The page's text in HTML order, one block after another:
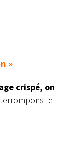
»
crispé, on
le